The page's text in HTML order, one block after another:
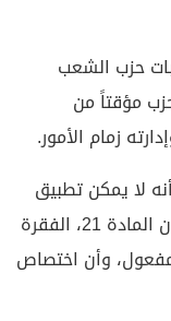
حزب الشعب
مؤقتاً من
زمام الأمور.
لا يمكن تطبيق
القانون المدني وقانون الجمعيات طالما أن المادة 21، الفقرة
وأن اختصاص